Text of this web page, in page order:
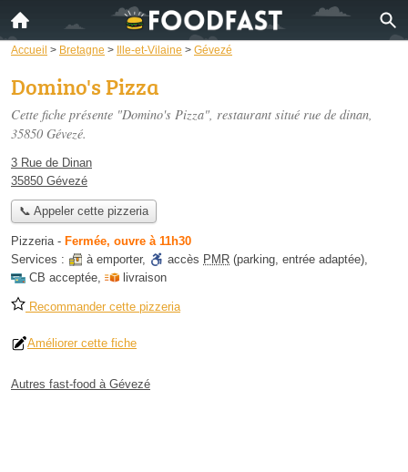
Accueil > Bretagne > Ille-et-Vilaine > Gévezé
Domino's Pizza
Cette fiche présente "Domino's Pizza", restaurant situé rue de dinan,
35850 Gévezé.
3 Rue de Dinan
35850 Gévezé
📞 Appeler cette pizzeria
Pizzeria- Fermée, ouvre à 11h30
Services :
à emporter, accès PMR (parking, entrée adaptée),
CB acceptée, livraison
Recommander cette pizzeria
Améliorer cette fiche
Autres fast-food à Gévezé